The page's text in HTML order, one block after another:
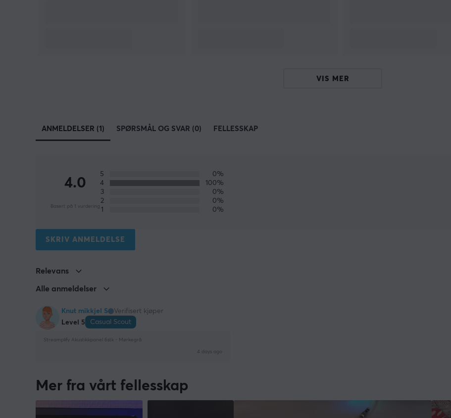
VIS MER
ANMELDELSER (1) SPØRSMÅL OG SVAR (0) FELLESSKAP
4.0
Basert på 1 vurdering
5
0%
4
100%
3
0%
2
0%
1
0%
SKRIV ANMELDELSE
Relevans
Alle anmeldelser
Knut mikkjel S
Verifisert kjøper
Level 5
Casual Scout
Streamplify Akustikkpanel 6stk - Mørkegrå
4 days ago
Mer fra vårt fellesskap